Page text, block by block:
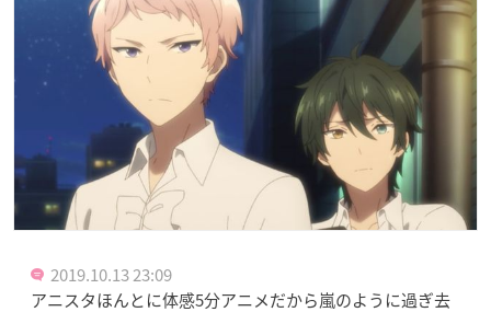
2019.10.13 23:09
アニスタほんとに体感5分アニメだから嵐のように過ぎ去